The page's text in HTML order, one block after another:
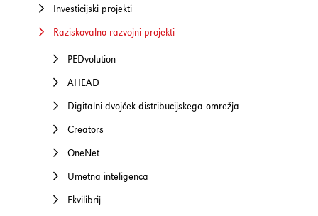
Investicijski projekti
Raziskovalno razvojni projekti
PEDvolution
AHEAD
Digitalni dvojček distribucijskega omrežja
Creators
OneNet
Umetna inteligenca
Ekvilibrij